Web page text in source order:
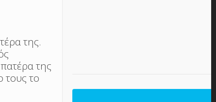
της.
της
τους το